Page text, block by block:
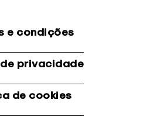
e condições
privacidade
de cookies